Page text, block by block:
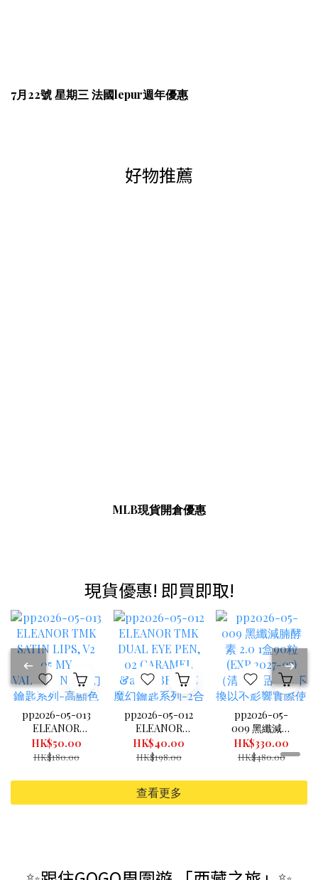
7月22號 星期三 法國lepur週年優惠
好物推薦
MLB現貨開倉優惠
現貨優惠! 即買即取!
pp2026-05-013
ELEANOR
TMK SATIN
LIPS, V2 05 MY
幻鑰匙系列-高
HK$50.00
HK$180.00
pp2026-05-012
ELEANOR
TMK DUAL
EYE PEN, 02
BROWN 魔幻鑰
匙系列-2合1閃
貨可新蒲崗倉庫
HK$40.00
HK$198.00
pp2026-05-
009 黑纖減腩
酵素 2.0 1盒90
粒 (EXP.2027-
不退不換以不影
HK$330.00
HK$480.00
查看更多